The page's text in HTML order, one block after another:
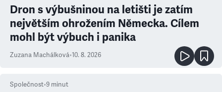
Dron s výbušninou na letišti je zatím
největším ohrožením Německa. Cílem
mohl být výbuch i panika
Zuzana Machálková•10. 8. 2026
Společnost•9 minut